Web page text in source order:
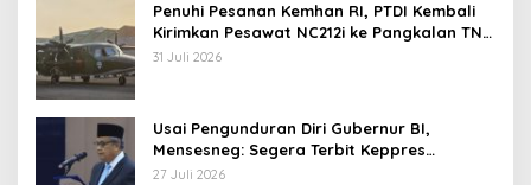
Penuhi Pesanan Kemhan RI, PTDI Kembali
Kirimkan Pesawat NC212i ke Pangkalan TNI
AU
31 Juli 2026
Usai Pengunduran Diri Gubernur BI,
Mensesneg: Segera Terbit Keppres
Pemberhentian dengan Hormat
27 Juli 2026